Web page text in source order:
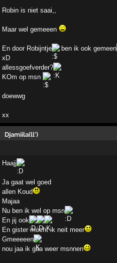
Robin is niet saai,,
Maar wel gemeeen
En door Robijntje
ben ik ook gemeen
xD
allessgoefverder?
KOm op msn
doewwg
xx
Djamiila(ll')
Haajj
Ja gaat wel goed
allen Koud
Majaa
Nu ben ik wel op msn
En jij ook
En gister mocht ik neit meer
Gmeeeeen
nou jaa ik gaa weer msnnen